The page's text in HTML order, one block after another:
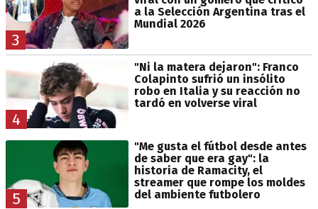
3
a la Selección Argentina tras el
Mundial 2026
4
"Ni la matera dejaron": Franco
Colapinto sufrió un insólito
robo en Italia y su reacción no
tardó en volverse viral
5
"Me gusta el fútbol desde antes
de saber que era gay": la
historia de Ramacity, el
streamer que rompe los moldes
del ambiente futbolero